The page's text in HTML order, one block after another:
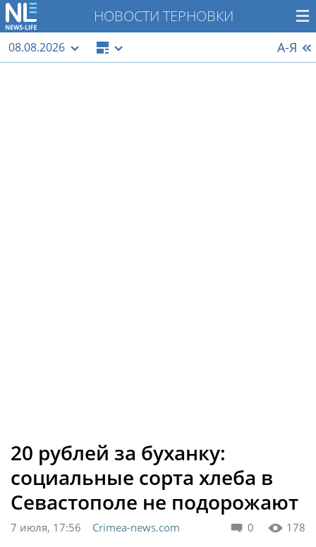
НОВОСТИ ТЕРНОВКИ
08.08.2026 А-Я
20 рублей за буханку:
социальные сорта хлеба в
Севастополе не подорожают
0 178
7 июля, 17:56
Crimea-news.com